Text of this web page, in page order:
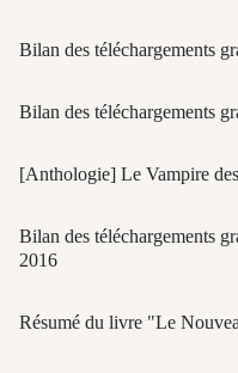
Bilan des téléchargements
Bilan des téléchargements
[Anthologie] Le Vampire
Bilan des téléchargements
2016
Résumé du livre "Le